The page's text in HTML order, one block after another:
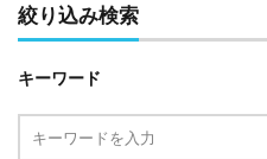
絞り込み検索
キーワード